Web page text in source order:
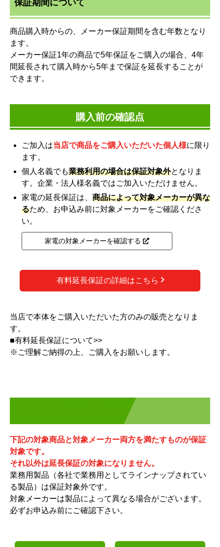
保証期間について
商品購入時からの、メーカー保証期間を含む年数となり
ます。
メーカー保証1年の商品で5年保証をご購入の場合、4年
間延長されて購入時から5年まで保証を延長することが
できます。
購入前の確認点
ご加入は当店で商品をご購入いただいた個人様に限り
ます。
個人名義でも業務利用の場合は保証対象外となりま
す。企業・法人様名義ではご加入いただけません。
家電の延長保証は、 商品によって対象メーカーが異な
るため、お申込み前に対象メーカーをご確認くださ
い。
家電の対象メーカーを確認する
有料延長保証の詳細はこちら
当店で本体をご購入いただいた方のみの販売となりま
す。
■有料延長保証について>>
※ご理解ご納得の上、ご購入をお願いします。
家電延長保証の対象商品とメーカーについて
下記の対象商品と対象メーカー両方を満たすものが保証
対象です。
それ以外は延長保証の対象になりません。
業務用製品（各社で業務用としてラインナップされてい
る製品）は保証対象外です。
対象メーカーは製品によって異なる場合がございます。
必ずお申込み前にご確認下さい。